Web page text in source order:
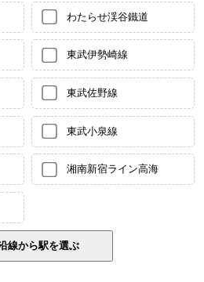
わたらせ渓谷鐵道
東武伊勢崎線
東武佐野線
東武小泉線
湘南新宿ライン高海